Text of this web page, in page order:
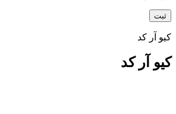
کیو آر کد
کیو آر کد